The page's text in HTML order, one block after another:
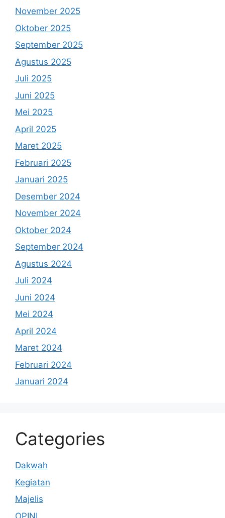
November 2025
Oktober 2025
September 2025
Agustus 2025
Juli 2025
Juni 2025
Mei 2025
April 2025
Maret 2025
Februari 2025
Januari 2025
Desember 2024
November 2024
Oktober 2024
September 2024
Agustus 2024
Juli 2024
Juni 2024
Mei 2024
April 2024
Maret 2024
Februari 2024
Januari 2024
Categories
Dakwah
Kegiatan
Majelis
OPINI